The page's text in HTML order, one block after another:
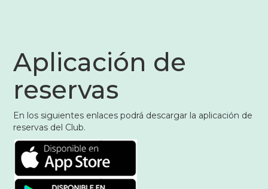
Aplicación de
reservas
En los siguientes enlaces podrá descargar la aplicación de
reservas del Club.